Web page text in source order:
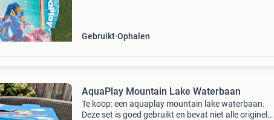
Gebruikt Ophalen
AquaPlay Mountain Lake Waterbaan
Te koop: een aquaplay mountain lake waterbaan.
Deze set is goed gebruikt en bevat niet alle originele